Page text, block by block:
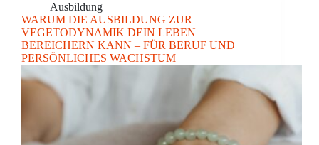
Ausbildung
WARUM DIE AUSBILDUNG ZUR
VEGETODYNAMIK DEIN LEBEN
BEREICHERN KANN – FÜR BERUF UND
PERSÖNLICHES WACHSTUM